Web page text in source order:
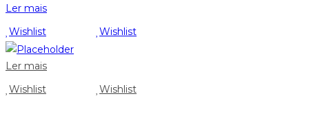
Ler mais
Wishlist
Wishlist
Ler mais
Wishlist
Wishlist